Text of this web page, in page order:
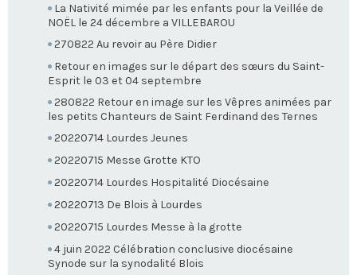
La Nativité mimée par les enfants pour la Veillée de
NOËL le 24 décembre a VILLEBAROU
270822 Au revoir au Père Didier
Retour en images sur le départ des sœurs du Saint-
Esprit le 03 et 04 septembre
280822 Retour en image sur les Vêpres animées par
les petits Chanteurs de Saint Ferdinand des Ternes
20220714 Lourdes Jeunes
20220715 Messe Grotte KTO
20220714 Lourdes Hospitalité Diocésaine
20220713 De Blois à Lourdes
20220715 Lourdes Messe à la grotte
4 juin 2022 Célébration conclusive diocésaine
Synode sur la synodalité Blois